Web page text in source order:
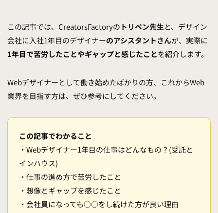
この記事では、CreatorsFactoryの トリペン先生と、デザイン
会社に入社1年目のデザイナーのアシスタントさんが、実際に
1年目で苦労したことやギャップと感じたことを紹介します。
Webデザイナーとして働き始めたばかりの方、これからWeb
業界を目指す方は、ぜひ参考にしてください。
この記事でわかること
・Webデザイナー1年目の仕事はどんなもの？(受託と
インハウス)
・仕事の進め方で苦労したこと
・想像とギャップを感じたこと
・会社員になっても○○をし続けた方が良い理由